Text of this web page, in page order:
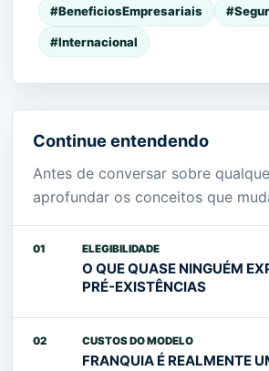
#BeneficiosEmpresariais
#Internacional
Continue entendendo
Antes de conversar sobre
aprofundar os conceitos que
01 ELEGIBILIDADE
O QUE QUASE NINGUÉM
PRÉ-EXISTÊNCIAS
02 CUSTOS DO MODELO
FRANQUIA É REALMENTE